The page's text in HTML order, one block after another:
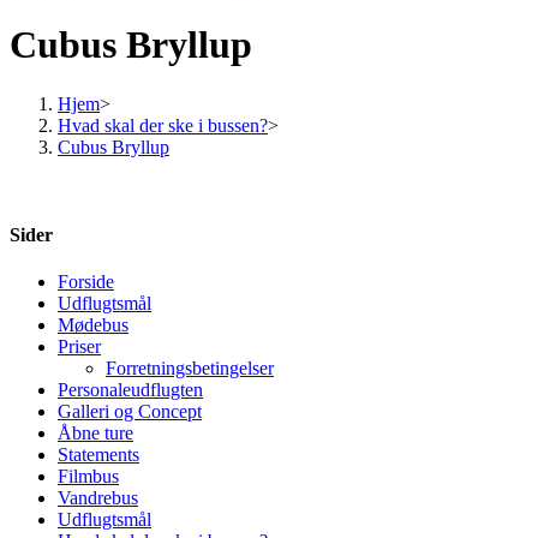
Cubus Bryllup
Hjem>
Hvad skal der ske i bussen?>
Cubus Bryllup
Sider
Forside
Udflugtsmål
Mødebus
Priser
Forretningsbetingelser
Personaleudflugten
Galleri og Concept
Åbne ture
Statements
Filmbus
Vandrebus
Udflugtsmål